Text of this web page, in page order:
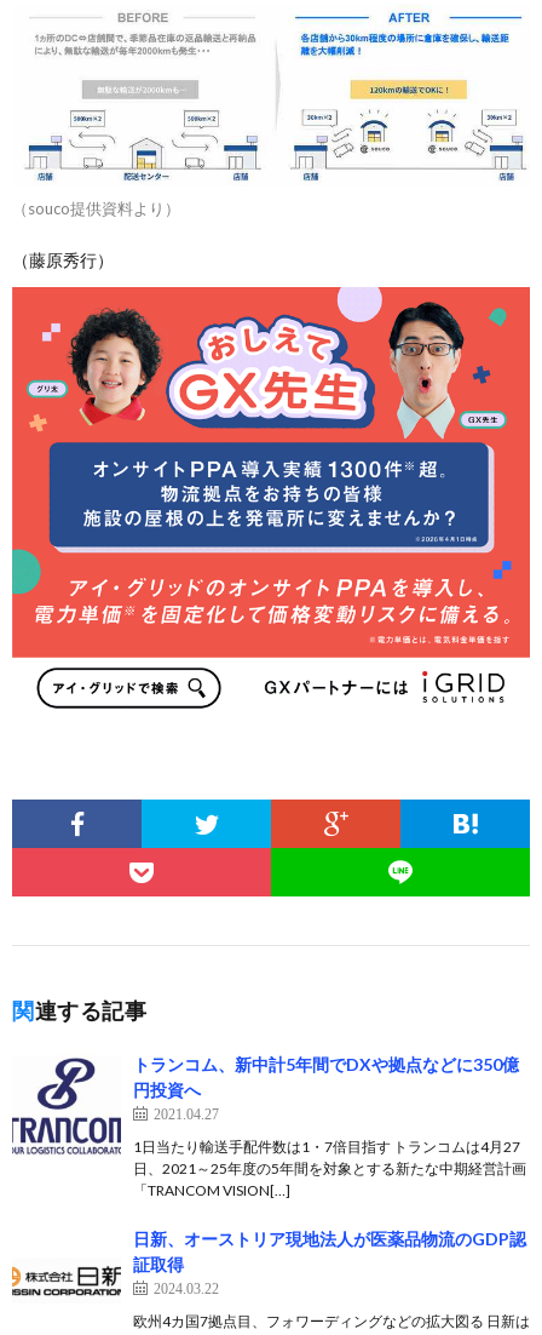
（souco提供資料より）
（藤原秀行）
関連する記事
トランコム、新中計5年間でDXや拠点などに350億
円投資へ
2021.04.27
1日当たり輸送手配件数は1・7倍目指す トランコムは4月27
日、2021～25年度の5年間を対象とする新たな中期経営計画
「TRANCOM VISION[…]
日新、オーストリア現地法人が医薬品物流のGDP認
証取得
2024.03.22
欧州4カ国7拠点目、フォワーディングなどの拡大図る 日新は